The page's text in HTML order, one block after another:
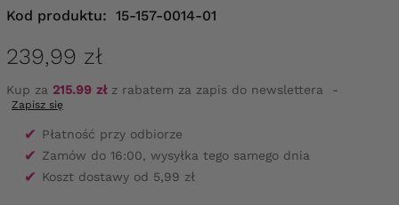
Kod produktu: 15-157-0014-01
239,99 zł
Kup za 215.99 złz rabatem za zapis do newslettera -
Zapisz się
✔ Płatność przy odbiorze
✔ Zamów do 16:00, wysyłka tego samego dnia
✔ Koszt dostawy od 5,99 zł